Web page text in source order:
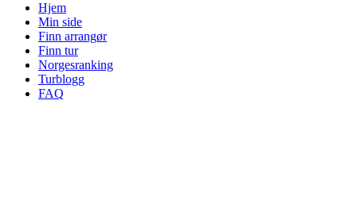
Hjem
Min side
Finn arrangør
Finn tur
Norgesranking
Turblogg
FAQ